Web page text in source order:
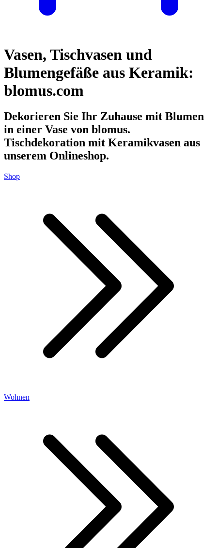
Vasen, Tischvasen und
Blumengefäße aus Keramik:
blomus.com
Dekorieren Sie Ihr Zuhause mit Blumen
in einer Vase von blomus.
Tischdekoration mit Keramikvasen aus
unserem Onlineshop.
Shop
Wohnen